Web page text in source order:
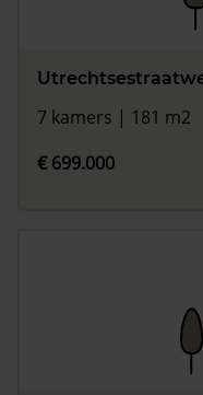
7 kamers | 181 m2
€ 699.000